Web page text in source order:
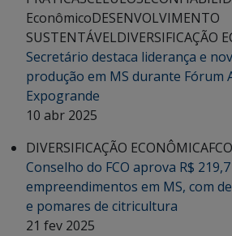
EconômicoDESENVOLVIMENTO
SUSTENTÁVELDIVERSIFICAÇÃO
Secretário destaca liderança e
produção em MS durante Fórum
Expogrande
10 abr 2025
DIVERSIFICAÇÃO ECONÔMICAFCO
Conselho do FCO aprova R$
empreendimentos em MS, com
e pomares de citricultura
21 fev 2025